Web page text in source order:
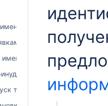
грузовладельца
от имени
грузовладельца
остановкой
торгов